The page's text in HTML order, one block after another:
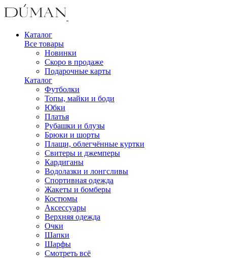
Каталог
Все товары
Новинки
Скоро в продаже
Подарочные карты
Каталог
Футболки
Топы, майки и боди
Юбки
Платья
Рубашки и блузы
Брюки и шорты
Плащи, облегчённые куртки
Свитеры и джемперы
Кардиганы
Водолазки и лонгсливы
Спортивная одежда
Жакеты и бомберы
Костюмы
Аксессуары
Верхняя одежда
Очки
Шапки
Шарфы
Смотреть всё